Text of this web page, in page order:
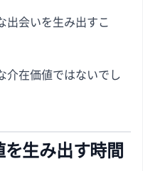
出会いを生み出すこ
介在価値ではないでし
生み出す時間